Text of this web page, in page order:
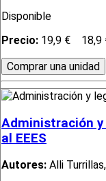
Disponible
Precio: 19,9 € 18,9
Administración
al EEES
Autores: Alli